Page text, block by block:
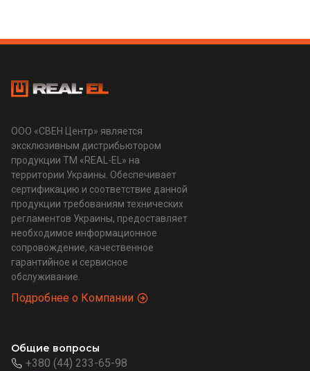
ООО «СВЕН Центр» является
эксклюзивным дистрибьютором
продукции ТМ «REAL-EL» на
территории Украины. Обеспечивает
сертификацию и соответствие данной
продукции требованиям технических
регламентов Украины, предоставляет
необходимое информационное
сопровождение, качественное
гарантийное и сервисное
обслуживание.
Подробнее о Компании
Общие вопросы
+380 (44) 233-65-98